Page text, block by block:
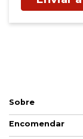
Sobre
Encomendar